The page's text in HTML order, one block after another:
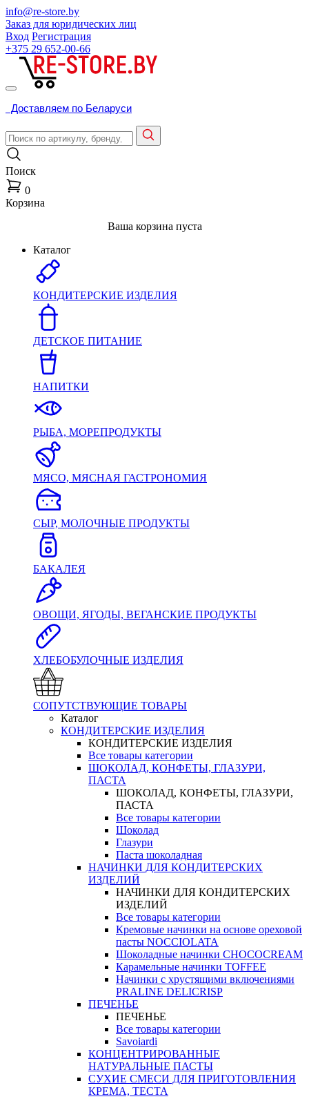
info@re-store.by
Заказ для юридических лиц
Вход Регистрация
+375 29 652-00-66
Доставляем по Беларуси
Поиск
0
Корзина
Ваша корзина пуста
Каталог
КОНДИТЕРСКИЕ ИЗДЕЛИЯ
ДЕТСКОЕ ПИТАНИЕ
НАПИТКИ
РЫБА, МОРЕПРОДУКТЫ
МЯСО, МЯСНАЯ ГАСТРОНОМИЯ
СЫР, МОЛОЧНЫЕ ПРОДУКТЫ
БАКАЛЕЯ
ОВОЩИ, ЯГОДЫ, ВЕГАНСКИЕ ПРОДУКТЫ
ХЛЕБОБУЛОЧНЫЕ ИЗДЕЛИЯ
СОПУТСТВУЮЩИЕ ТОВАРЫ
Каталог
КОНДИТЕРСКИЕ ИЗДЕЛИЯ
КОНДИТЕРСКИЕ ИЗДЕЛИЯ
Все товары категории
ШОКОЛАД, КОНФЕТЫ, ГЛАЗУРИ,
ПАСТА
ШОКОЛАД, КОНФЕТЫ, ГЛАЗУРИ,
ПАСТА
Все товары категории
Шоколад
Глазури
Паста шоколадная
НАЧИНКИ ДЛЯ КОНДИТЕРСКИХ
ИЗДЕЛИЙ
НАЧИНКИ ДЛЯ КОНДИТЕРСКИХ
ИЗДЕЛИЙ
Все товары категории
Кремовые начинки на основе ореховой
пасты NOCCIOLATA
Шоколадные начинки CHOCOCREAM
Карамельные начинки TOFFEE
Начинки с хрустящими включениями
PRALINE DELICRISP
ПЕЧЕНЬЕ
ПЕЧЕНЬЕ
Все товары категории
Savoiardi
КОНЦЕНТРИРОВАННЫЕ
НАТУРАЛЬНЫЕ ПАСТЫ
СУХИЕ СМЕСИ ДЛЯ ПРИГОТОВЛЕНИЯ
КРЕМА, ТЕСТА